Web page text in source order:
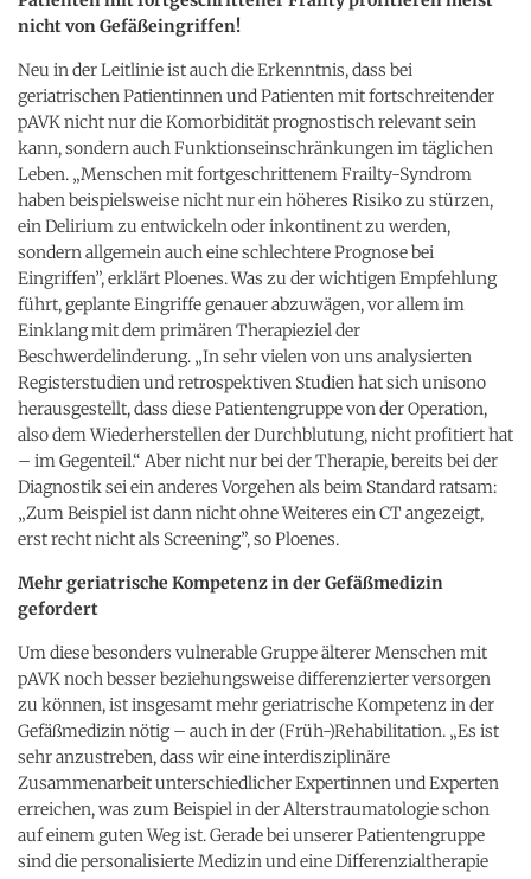
nicht von Gefäßeingriffen!
Neu in der Leitlinie ist auch die Erkenntnis, dass bei
geriatrischen Patientinnen und Patienten mit fortschreitender
pAVK nicht nur die Komorbidität prognostisch relevant sein
kann, sondern auch Funktionseinschränkungen im täglichen
Leben. „Menschen mit fortgeschrittenem Frailty-Syndrom
haben beispielsweise nicht nur ein höheres Risiko zu stürzen,
ein Delirium zu entwickeln oder inkontinent zu werden,
sondern allgemein auch eine schlechtere Prognose bei
Eingriffen”, erklärt Ploenes. Was zu der wichtigen Empfehlung
führt, geplante Eingriffe genauer abzuwägen, vor allem im
Einklang mit dem primären Therapieziel der
Beschwerdelinderung. „In sehr vielen von uns analysierten
Registerstudien und retrospektiven Studien hat sich unisono
herausgestellt, dass diese Patientengruppe von der Operation,
also dem Wiederherstellen der Durchblutung, nicht profitiert hat
– im Gegenteil.“ Aber nicht nur bei der Therapie, bereits bei der
Diagnostik sei ein anderes Vorgehen als beim Standard ratsam:
„Zum Beispiel ist dann nicht ohne Weiteres ein CT angezeigt,
erst recht nicht als Screening”, so Ploenes.
Mehr geriatrische Kompetenz in der Gefäßmedizin
gefordert
Um diese besonders vulnerable Gruppe älterer Menschen mit
pAVK noch besser beziehungsweise differenzierter versorgen
zu können, ist insgesamt mehr geriatrische Kompetenz in der
Gefäßmedizin nötig – auch in der (Früh-)Rehabilitation. „Es ist
sehr anzustreben, dass wir eine interdisziplinäre
Zusammenarbeit unterschiedlicher Expertinnen und Experten
erreichen, was zum Beispiel in der Alterstraumatologie schon
auf einem guten Weg ist. Gerade bei unserer Patientengruppe
sind die personalisierte Medizin und eine Differenzialtherapie